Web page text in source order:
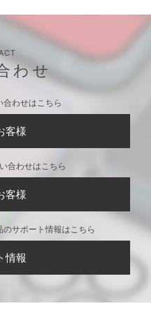
わせ
わせはこちら
客様
合わせはこちら
客様
サポート情報はこちら
情報